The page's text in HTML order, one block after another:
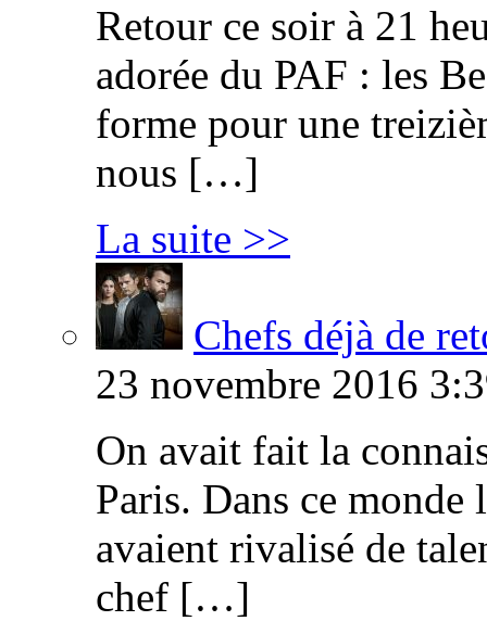
Retour ce soir à 21
adorée du PAF : les
forme pour une
nous […]
La suite >>
Chefs déjà de
23 novembre 2016
On avait fait la
Paris. Dans ce
avaient rivalisé de
chef […]